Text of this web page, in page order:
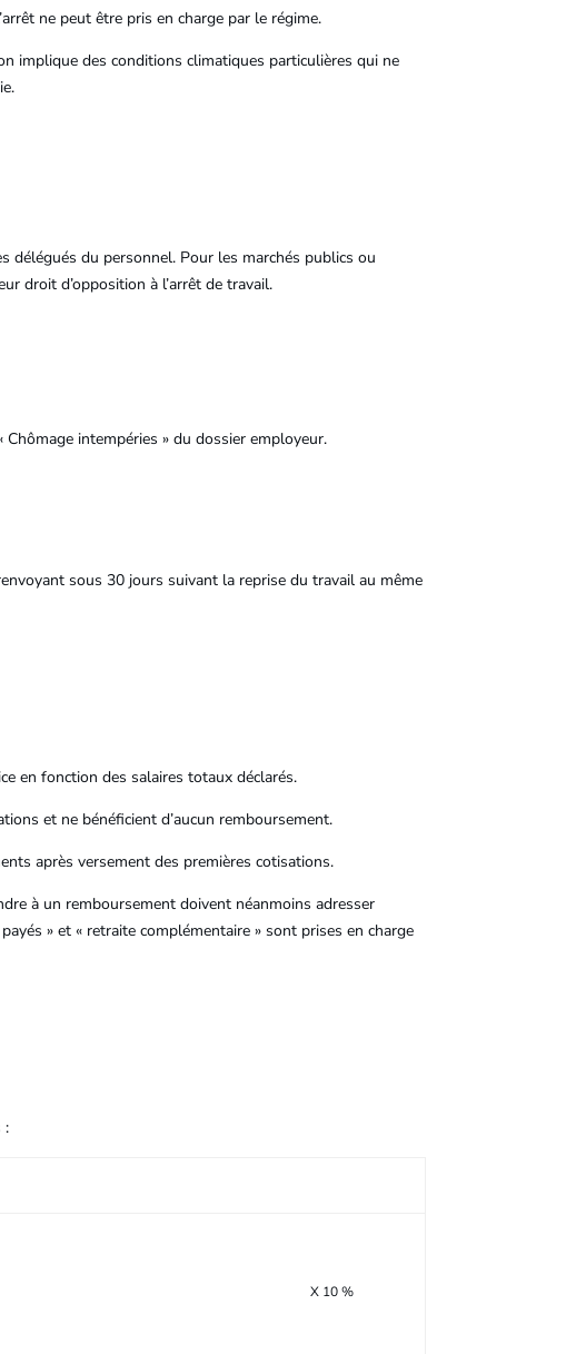
ne peut être pris en charge par le régime.
implique des conditions climatiques particulières qui ne
délégués du personnel. Pour les marchés publics ou
droit d’opposition à l’arrêt de travail.
intempéries » du dossier employeur.
sous 30 jours suivant la reprise du travail au même
en fonction des salaires totaux déclarés.
et ne bénéficient d’aucun remboursement.
après versement des premières cotisations.
à un remboursement doivent néanmoins adresser
» et « retraite complémentaire » sont prises en charge
:
X 10 %